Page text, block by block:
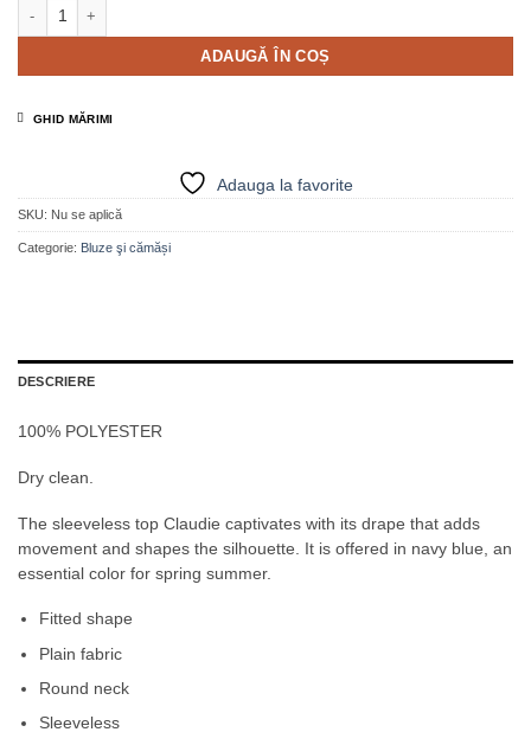
ADAUGĂ ÎN COȘ
GHID MĂRIMI
Adauga la favorite
SKU: Nu se aplică
Categorie: Bluze şi cămăși
DESCRIERE
100% POLYESTER
Dry clean.
The sleeveless top Claudie captivates with its drape that adds
movement and shapes the silhouette. It is offered in navy blue, an
essential color for spring summer.
Fitted shape
Plain fabric
Round neck
Sleeveless